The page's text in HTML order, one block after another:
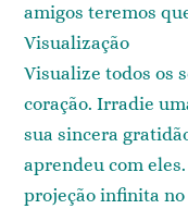
amigos teremos
Visualização
Visualize todos os
coração. Irradie
sua sincera
aprendeu com
projeção infinita